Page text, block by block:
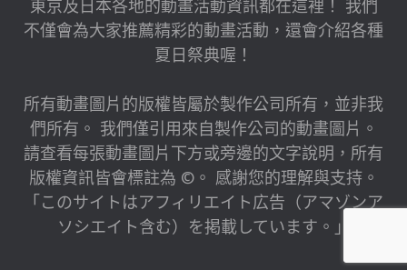
東京及日本各地的動畫活動資訊都在這裡！ 我們
不僅會為大家推薦精彩的動畫活動，還會介紹各種
夏日祭典喔！
所有動畫圖片的版權皆屬於製作公司所有，並非我
們所有。 我們僅引用來自製作公司的動畫圖片。
請查看每張動畫圖片下方或旁邊的文字說明，所有
版權資訊皆會標註為 ©。 感謝您的理解與支持。
「このサイトはアフィリエイト広告（アマゾンア
ソシエイト含む）を掲載しています。」